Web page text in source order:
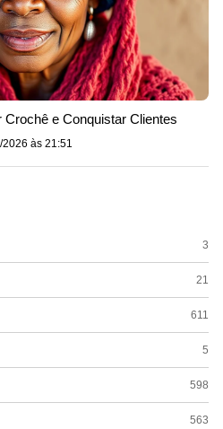
Crochê e Conquistar Clientes
2026 às 21:51
3
21
611
5
598
563